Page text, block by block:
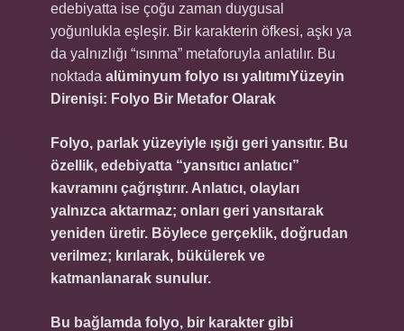
edebiyatta ise çoğu zaman duygusal
yoğunlukla eşleşir. Bir karakterin öfkesi, aşkı ya
da yalnızlığı “ısınma” metaforuyla anlatılır. Bu
noktada alüminyum folyo ısı yalıtımıYüzeyin
Direnişi: Folyo Bir Metafor Olarak
Folyo, parlak yüzeyiyle ışığı geri yansıtır. Bu
özellik, edebiyatta “yansıtıcı anlatıcı”
kavramını çağrıştırır. Anlatıcı, olayları
yalnızca aktarmaz; onları geri yansıtarak
yeniden üretir. Böylece gerçeklik, doğrudan
verilmez; kırılarak, bükülerek ve
katmanlanarak sunulur.
Bu bağlamda folyo, bir karakter gibi